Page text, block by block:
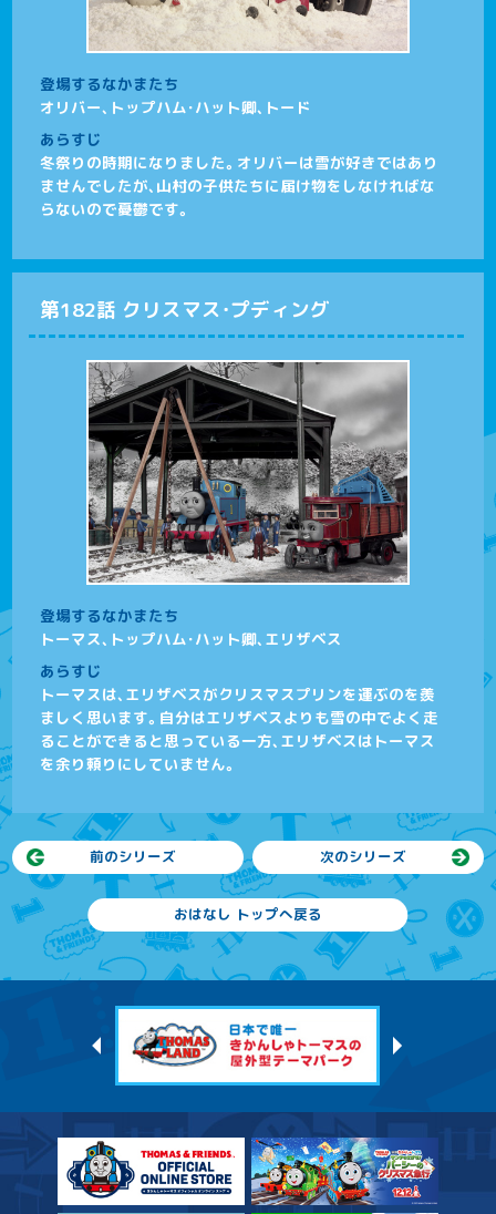
登場するなかまたち
オリバー、トップハム･ハット卿、トード
あらすじ
冬祭りの時期になりました。オリバーは雪が好きではあり
ませんでしたが、山村の子供たちに届け物をしなければな
らないので憂鬱です。
第182話 クリスマス・プディング
登場するなかまたち
トーマス、トップハム･ハット卿、エリザベス
あらすじ
トーマスは、エリザベスがクリスマスプリンを運ぶのを羨
ましく思います。自分はエリザベスよりも雪の中でよく走
ることができると思っている一方、エリザベスはトーマス
を余り頼りにしていません。
前のシリーズ
おはなし トップへ戻る
次のシリーズ